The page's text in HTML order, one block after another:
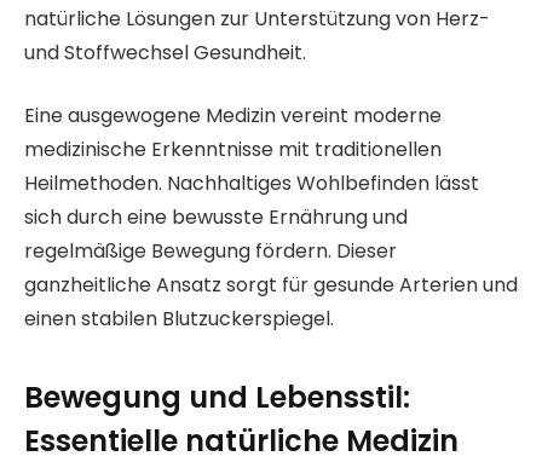
natürliche Lösungen zur Unterstützung von Herz-
und Stoffwechsel Gesundheit.
Eine ausgewogene Medizin vereint moderne
medizinische Erkenntnisse mit traditionellen
Heilmethoden. Nachhaltiges Wohlbefinden lässt
sich durch eine bewusste Ernährung und
regelmäßige Bewegung fördern. Dieser
ganzheitliche Ansatz sorgt für gesunde Arterien und
einen stabilen Blutzuckerspiegel.
Bewegung und Lebensstil:
Essentielle natürliche Medizin